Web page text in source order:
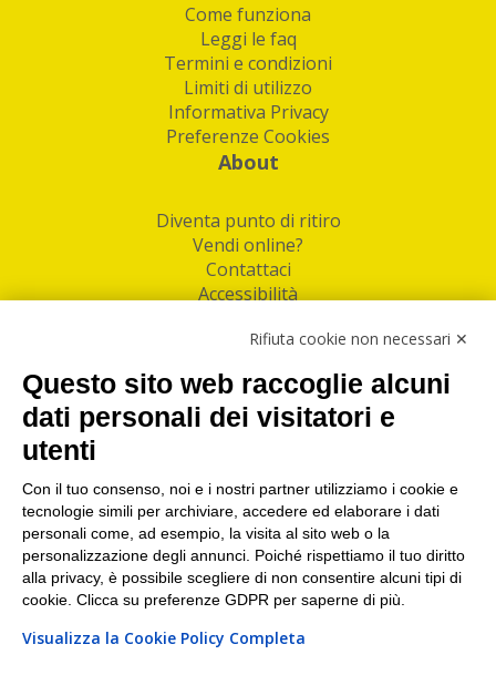
Come funziona
Leggi le faq
Termini e condizioni
Limiti di utilizzo
Informativa Privacy
Preferenze Cookies
About
Diventa punto di ritiro
Vendi online?
Contattaci
Accessibilità
Facebook
Linkedin
I nostri punti di ritiro e spedizione pacchi nelle
maggiori città italiane
Torino|Milano|Roma|Bologna|Firenze| Genova
Napoli|Varese
Rifiuta cookie non necessari ✕
Questo sito web raccoglie alcuni
dati personali dei visitatori e
utenti
Con il tuo consenso, noi e i nostri partner utilizziamo i cookie e
tecnologie simili per archiviare, accedere ed elaborare i dati
personali come, ad esempio, la visita al sito web o la
personalizzazione degli annunci. Poiché rispettiamo il tuo diritto
alla privacy, è possibile scegliere di non consentire alcuni tipi di
cookie. Clicca su preferenze GDPR per saperne di più.
Visualizza la Cookie Policy Completa